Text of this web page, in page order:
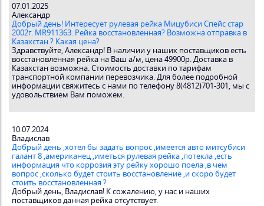
07.01.2025
Александр
Добрый день! Интересует рулевая рейка Мицубиси Спейс стар
2002г. MR911363. Рейка восстановленная? Возможна отправка в
Казахстан ? Какая цена?
Здравствуйте, Александр! В наличии у наших поставщиков есть
восстановленная рейка на Ваш а/м, цена 49900р. Доставка в
Казахстан возможна. Стоимость доставки по тарифам
транспортной компании перевозчика. Для более подробной
информации свяжитесь с нами по телефону 8(4812)701-301, мы с
удовольствием Вам поможем.
10.07.2024
Владислав
Добрый день ,хотел бы задать вопрос ,имеется авто митсубиси
галант 8 ,американец ,иметься рулевая рейка ,потекла ,есть
информация что коррозия эту рейку хорошо поела ,в чем
вопрос ,сколько будет стоить восстановление ,и скоро будет
стоить восстановленная ?
Добрый день, Владислав! К сожалению, у нас и наших
поставщиков данная рейка отсутствует.